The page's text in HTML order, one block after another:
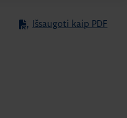
Išsaugoti kaip PDF